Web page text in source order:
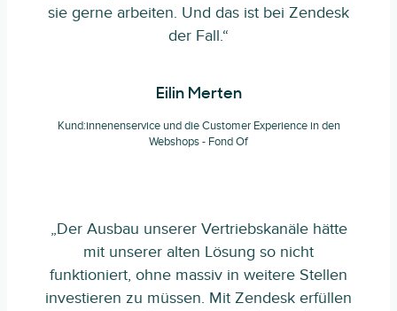
sie gerne arbeiten. Und das ist bei Zendesk
der Fall.“
Eilin Merten
Kund:innenenservice und die Customer Experience in den
Webshops - Fond Of
„Der Ausbau unserer Vertriebskanäle hätte
mit unserer alten Lösung so nicht
funktioniert, ohne massiv in weitere Stellen
investieren zu müssen. Mit Zendesk erfüllen